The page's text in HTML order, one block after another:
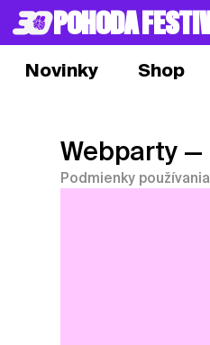
POHODA
Novinky Shop
Webparty —
Podmienky používania